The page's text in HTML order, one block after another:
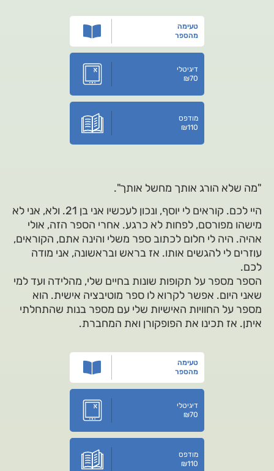
טעימה
מהספר
דיגיטלי
₪70
מודפס
₪110
"מה שלא הורג אותך מחשל אותך".
היי לכם. קוראים לי יוסף, ונכון לעכשיו אני בן 21. ולא, אני לא
מישהו מפורסם, לפחות לא כרגע. אחרי הספר הזה, אולי
אהיה. היה לי חלום לכתוב ספר משלי והינה אתם, הקוראים,
עוזרים לי להגשים אותו. אז בראש ובראשונה, אני מודה
לכם.
הספר מספר על תקופות שונות בחיים שלי, מהלידה ועד למי
שאני היום. אפשר לקרוא לו ספר מוטיבציה אישית. הוא
מספר על החוויות האישיות שלי עם מספר בנות שהתחלתי
איתן. אז תכינו את הפופקורן ואת המחברת.
טעימה
מהספר
דיגיטלי
₪70
מודפס
₪110